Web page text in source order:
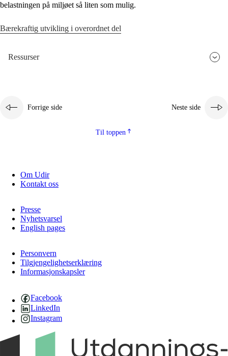
belastningen på miljøet så liten som mulig.
Bærekraftig utvikling i overordnet del
Ressurser
Forrige side Neste side
Til toppen
Om Udir
Kontakt oss
Presse
Nyhetsvarsel
English pages
Personvern
Tilgjengelighetserklæring
Informasjonskapsler
Facebook
LinkedIn
Instagram